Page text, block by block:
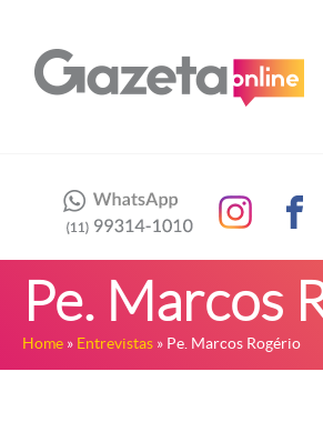
Pe. Marcos
Home » Entrevistas » Pe. Marcos Rogério